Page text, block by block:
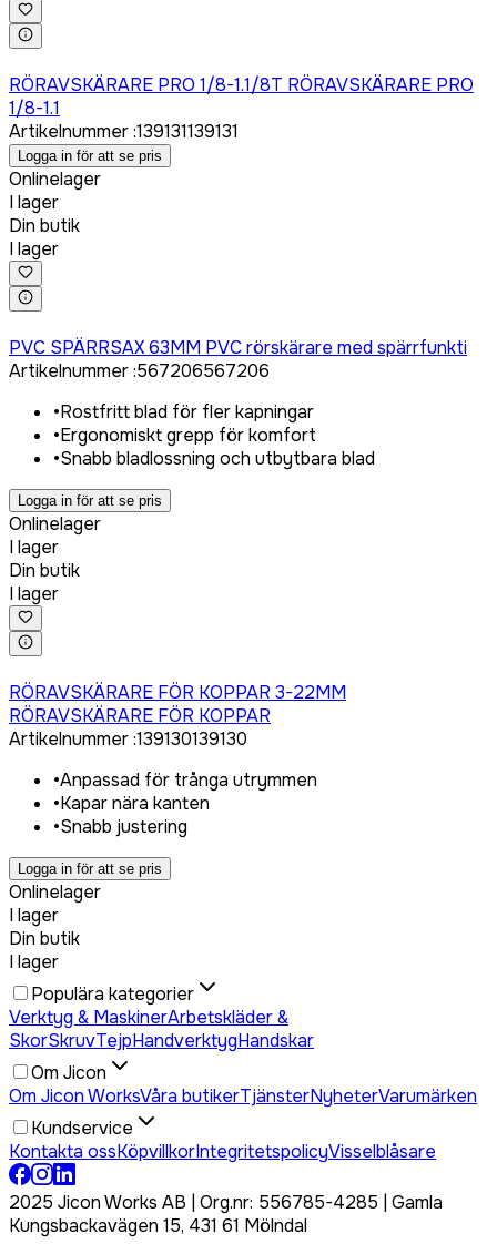
RÖRAVSKÄRARE PRO 1/8-1.1/8T RÖRAVSKÄRARE PRO
1/8-1.1
Artikelnummer:139131139131
Logga in för att se pris
Onlinelager
I lager
Din butik
I lager
PVC SPÄRRSAX 63MM PVC rörskärare med spärrfunkti
Artikelnummer:567206567206
•Rostfritt blad för fler kapningar
•Ergonomiskt grepp för komfort
•Snabb bladlossning och utbytbara blad
Logga in för att se pris
Onlinelager
I lager
Din butik
I lager
RÖRAVSKÄRARE FÖR KOPPAR 3-22MM
RÖRAVSKÄRARE FÖR KOPPAR
Artikelnummer:139130139130
•Anpassad för trånga utrymmen
•Kapar nära kanten
•Snabb justering
Logga in för att se pris
Onlinelager
I lager
Din butik
I lager
Populära kategorier
Verktyg & MaskinerArbetskläder &
SkorSkruvTejpHandverktygHandskar
Om Jicon
Om Jicon WorksVåra butikerTjänsterNyheterVarumärken
Kundservice
Kontakta ossKöpvillkorIntegritetspolicyVisselblåsare
2025 Jicon Works AB | Org.nr: 556785-4285 | Gamla
Kungsbackavägen 15, 431 61 Mölndal